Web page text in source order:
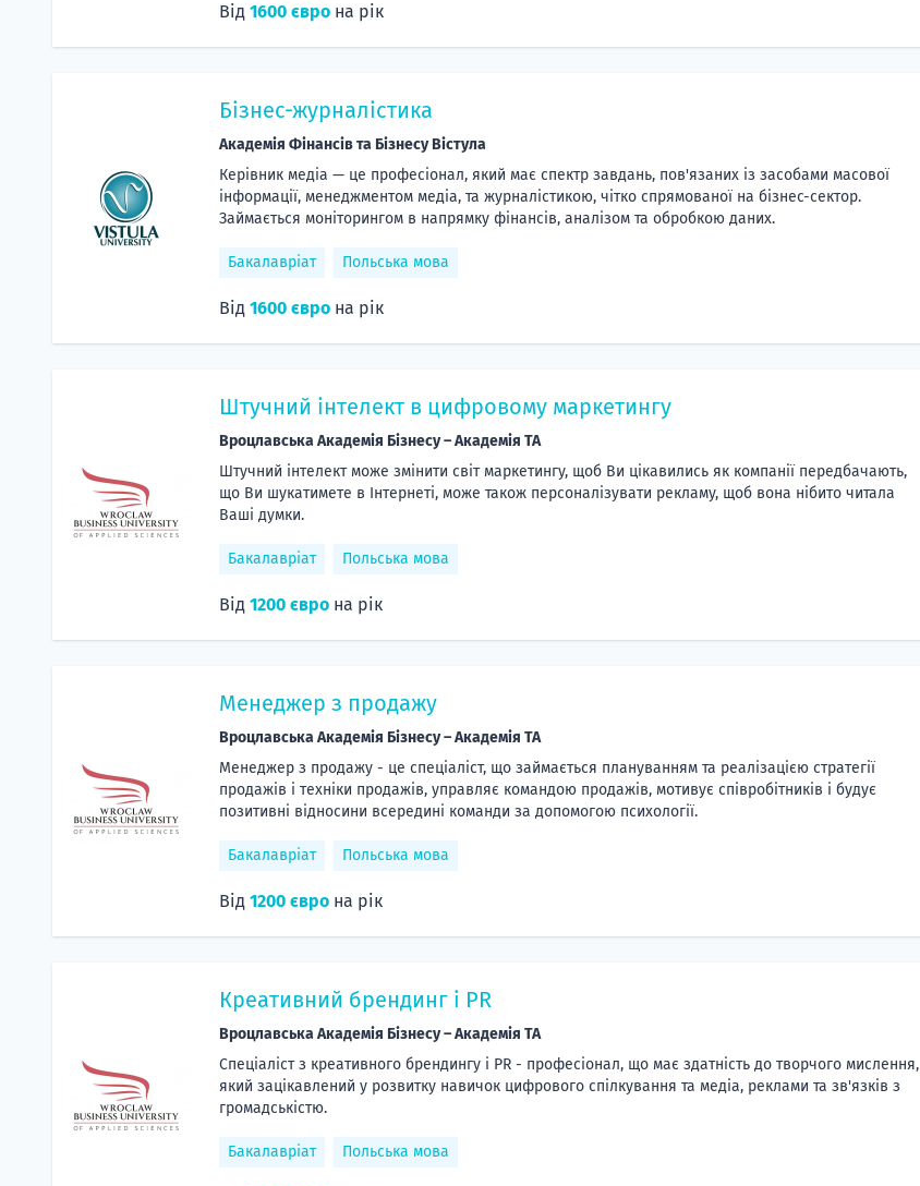
Від 1600 єврона рік
Бізнес-журналістика
Академія Фінансів та Бізнесу Вістула
Керівник медіа — це професіонал, який має спектр завдань, пов'язаних із засобами масової
інформації, менеджментом медіа, та журналістикою, чітко спрямованої на бізнес-сектор.
Займається моніторингом в напрямку фінансів, аналізом та обробкою даних.
Бакалавріат Польська мова
Від 1600 єврона рік
Штучний інтелект в цифровому маркетингу
Вроцлавська Академія Бізнесу – Академія TA
Штучний інтелект може змінити світ маркетингу, щоб Ви цікавились як компанії передбачають,
що Ви шукатимете в Інтернеті, може також персоналізувати рекламу, щоб вона нібито читала
Ваші думки.
Бакалавріат Польська мова
Від 1200 єврона рік
Менеджер з продажу
Вроцлавська Академія Бізнесу – Академія TA
Менеджер з продажу - це спеціаліст, що займається плануванням та реалізацією стратегії
продажів і техніки продажів, управляє командою продажів, мотивує співробітників і будує
позитивні відносини всередині команди за допомогою психології.
Бакалавріат Польська мова
Від 1200 єврона рік
Креативний брендинг і PR
Вроцлавська Академія Бізнесу – Академія TA
Спеціаліст з креативного брендингу і PR - професіонал, що має здатність до творчого мислення,
який зацікавлений у розвитку навичок цифрового спілкування та медіа, реклами та зв'язків з
громадськістю.
Бакалавріат Польська мова